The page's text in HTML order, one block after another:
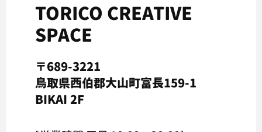
TORICO CREATIVE
SPACE
〒689-3221
鳥取県西伯郡大山町富長159-1
BIKAI 2F